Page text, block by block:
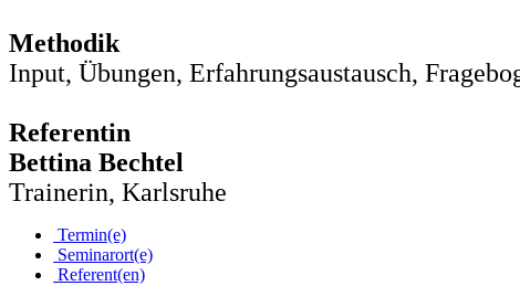
Methodik
Input, Übungen, Erfahrungsaustausch,
Referentin
Bettina Bechtel
Trainerin, Karlsruhe
Termin(e)
Seminarort(e)
Referent(en)